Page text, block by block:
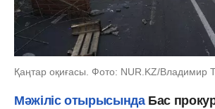
Қаңтар оқиғасы. Фото: NUR.KZ/Владимир
Мәжіліс отырысындаБас